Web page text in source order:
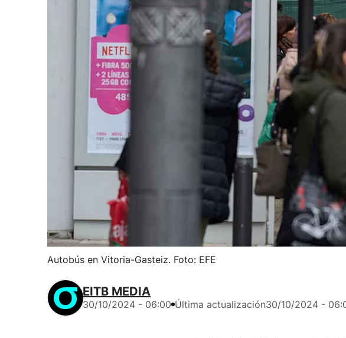
Autobús en Vitoria-Gasteiz. Foto: EFE
EITB MEDIA
30/10/2024 - 06:00 Última actualización30/10/2024 -